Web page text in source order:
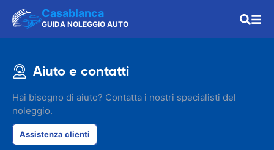
Casablanca
GUIDA NOLEGGIO AUTO
Aiuto e contatti
Hai bisogno di aiuto? Contatta i nostri specialisti del
noleggio.
Assistenza clienti